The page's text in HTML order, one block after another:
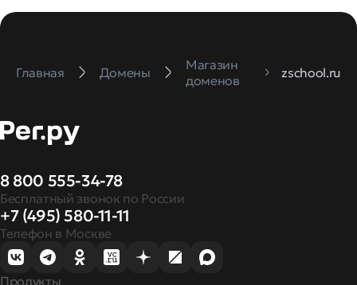
Главная Домены
Магазин
доменов
zschool.ru
8 800 555-34-78
Бесплатный звонок по России
+7 (495) 580-11-11
Телефон в Москве
Продукты